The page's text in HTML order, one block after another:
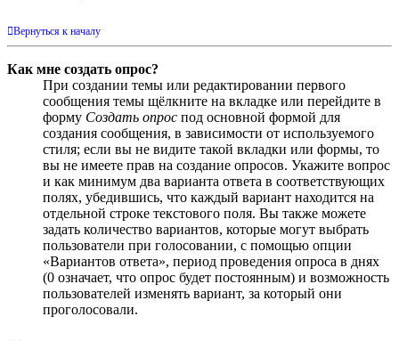
Вернуться к началу
Как мне создать опрос?
При создании темы или редактировании первого
сообщения темы щёлкните на вкладке или перейдите в
форму Создать опрос под основной формой для
создания сообщения, в зависимости от используемого
стиля; если вы не видите такой вкладки или формы, то
вы не имеете прав на создание опросов. Укажите вопрос
и как минимум два варианта ответа в соответствующих
полях, убедившись, что каждый вариант находится на
отдельной строке текстового поля. Вы также можете
задать количество вариантов, которые могут выбрать
пользователи при голосовании, с помощью опции
«Вариантов ответа», период проведения опроса в днях
(0 означает, что опрос будет постоянным) и возможность
пользователей изменять вариант, за который они
проголосовали.